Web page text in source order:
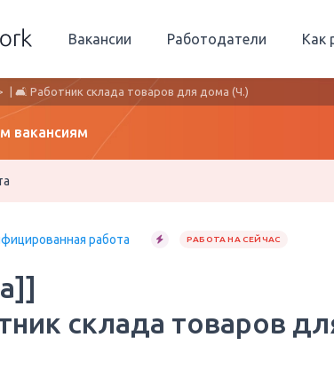
Вакансии Работодатели Как
| 🛋️ Работник склада товаров для дома (Ч.)
вакансиям
работа РАБОТА НА СЕЙЧАС
склада товаров